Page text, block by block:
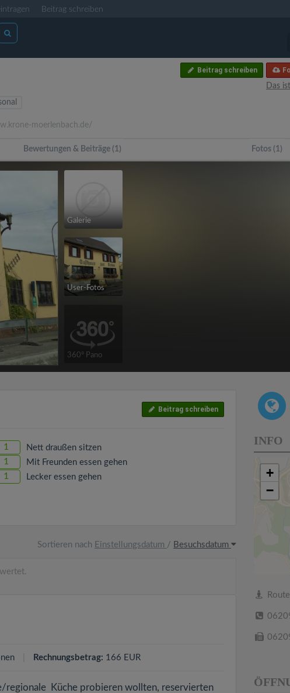
Beitrag schreiben
Beitrag schreiben
Das
moerlenbach.de/
Bewertungen & Beiträge (1) Fotos (1)
Galerie
User-Fotos
360° Pano
Beitrag schreiben
1 Nett draußen sitzen
1 Mit Freunden essen gehen
1 Lecker essen gehen
Sortieren nach Einstellungsdatum / Besuchsdatum
Rechnungsbetrag: 166 EUR
regionale Küche probieren wollten, reservierten
INFO
+
−